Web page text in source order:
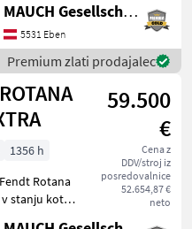
mrežnih
ojačeni valj, podložni
MAUCH Gesellschaft m.b.H. & Co.KG, Eben
5531 Eben
Premium zlati prodajalec
59.500
€
Cena z
DDV/stroj iz
posredovalnice
52.654,87 €
neto
1356 h
Rotana
v stanju kot